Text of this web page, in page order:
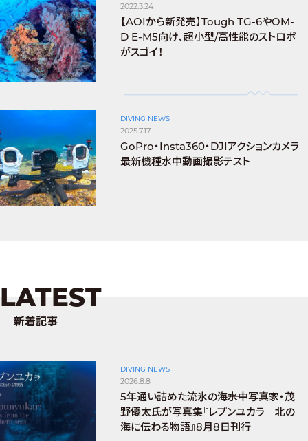
2022.3.24
【AOIから新発売】Tough TG-6やOM-
D E-M5向け、超小型/高性能のストロボ
がスゴイ！
DIVING NEWS
2025.7.17
GoPro・Insta360・DJIアクションカメラ
最新機種水中動画撮影テスト
LATEST
新着記事
DIVING NEWS
2026.8.8
5年通い詰めた流氷の海――水中写真家・茂
野優太氏が写真集『レプンユカラ 北の
海に伝わる物語』8月8日刊行